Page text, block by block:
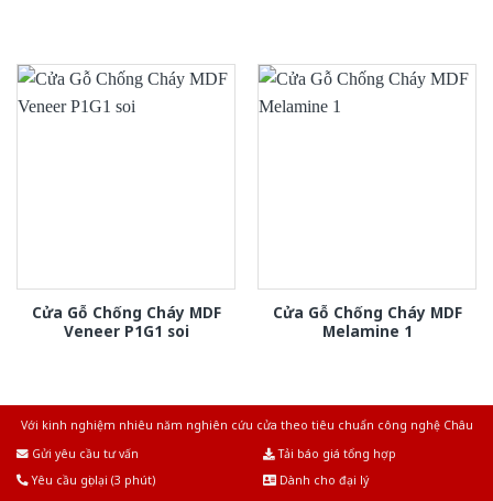
Cửa Gỗ Chống Cháy MDF
Veneer P1G1 soi
Cửa Gỗ Chống Cháy MDF
Melamine 1
Với kinh nghiệm nhiêu năm nghiên cứu cửa theo tiêu chuẩn công nghệ Châu
Gửi yêu cầu tư vấn
Tải báo giá tổng hợp
Yêu cầu gọi lại (3 phút)
Dành cho đại lý